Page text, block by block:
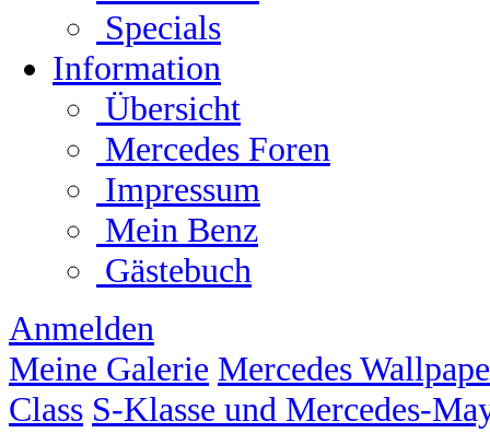
Specials
Information
Übersicht
Mercedes Foren
Impressum
Mein Benz
Gästebuch
Anmelden
Meine Galerie Mercedes
Class S-Klasse und Mercedes-